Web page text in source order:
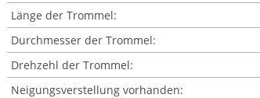
Länge der Trommel:
Durchmesser der Trommel:
Drehzehl der Trommel:
Neigungsverstellung vorhanden: